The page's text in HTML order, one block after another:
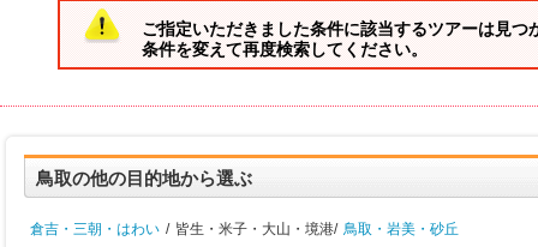
ご指定いただきました条件に該当するツアーは見つ
条件を変えて再度検索してください。
鳥取の他の目的地から選ぶ
倉吉・三朝・はわい / 皆生・米子・大山・境港/ 鳥取・岩美・砂丘